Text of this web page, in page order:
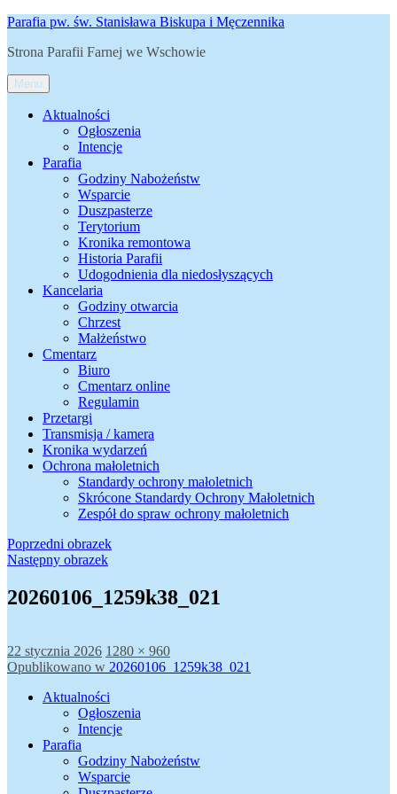
Przejdź
treści
Parafia pw. św. Stanisława Biskupa i Męczennika
Strona Parafii Farnej we Wschowie
Menu
Aktualności
Ogłoszenia
Intencje
Parafia
Godziny Nabożeństw
Wsparcie
Duszpasterze
Terytorium
Kronika remontowa
Historia Parafii
Udogodnienia dla niedosłyszących
Kancelaria
Godziny otwarcia
Chrzest
Małżeństwo
Cmentarz
Biuro
Cmentarz online
Regulamin
Przetargi
Transmisja / kamera
Kronika wydarzeń
Ochrona małoletnich
Standardy ochrony małoletnich
Skrócone Standardy Ochrony Małoletnich
Zespół do spraw ochrony małoletnich
Poprzedni obrazek
Następny obrazek
20260106_1259k38_021
Data
publikacji
22 stycznia 2026 Pełny
rozmiar
1280 × 960
Nawigacja
wpisu
Opublikowano w 20260106_1259k38_021
Aktualności
Ogłoszenia
Intencje
Parafia
Godziny Nabożeństw
Wsparcie